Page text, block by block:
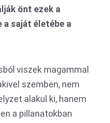
önt ezek a
saját életébe a
viszek magammal
szemben, nem
alakul ki, hanem
a pillanatokban